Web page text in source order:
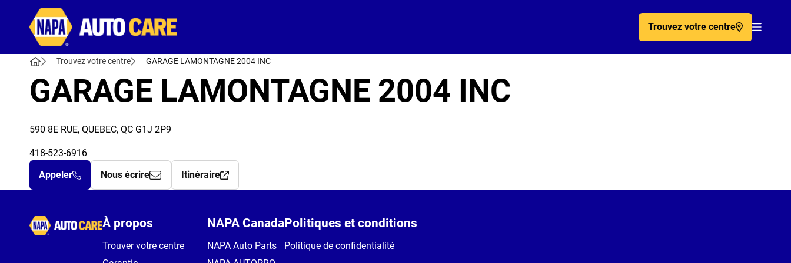
Trouvez votre centre
Trouvez votre centre GARAGE LAMONTAGNE 2004 INC
GARAGE LAMONTAGNE 2004 INC
590 8E RUE, QUEBEC, QC G1J 2P9
418-523-6916
Appeler
Nous écrire Itinéraire
Autocare
À propos
Trouver votre centre
NAPA Canada
NAPA Auto Parts
Politiques et conditions
Politique de confidentialité